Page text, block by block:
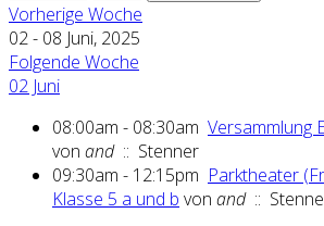
Vorherige Woche
02 - 08 Juni, 2025
Folgende Woche
02 Juni
08:00am - 08:30am Versammlung
von and:: Stenner
09:30am - 12:15pm Parktheater
Klasse 5 a und b von and::